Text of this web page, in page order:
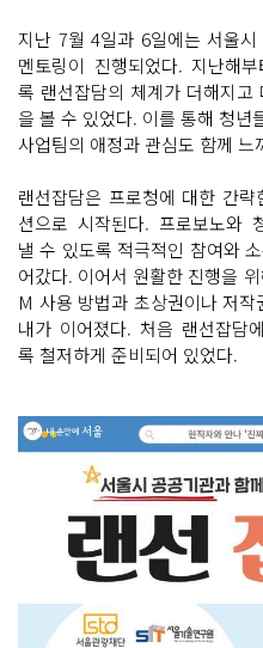
지난 7월 4일과 6일에는 서울
멘토링이 진행되었다. 지난해
록 랜선잡담의 체계가 더해지
을 볼 수 있었다. 이를 통해 청년
사업팀의 애정과 관심도 함께 느
랜선잡담은 프로청에 대한 간
션으로 시작된다. 프로보노와
낼 수 있도록 적극적인 참여와
어갔다. 이어서 원활한 진행을
M 사용 방법과 초상권이나 저
내가 이어졌다. 처음 랜선잡담
록 철저하게 준비되어 있었다.